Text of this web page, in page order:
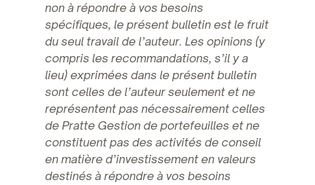
non à répondre à vos besoins
spécifiques, le présent bulletin est le fruit
du seul travail de l’auteur. Les opinions (y
compris les recommandations, s’il y a
lieu) exprimées dans le présent bulletin
sont celles de l’auteur seulement et ne
représentent pas nécessairement celles
de Pratte Gestion de portefeuilles et ne
constituent pas des activités de conseil
en matière d’investissement en valeurs
destinés à répondre à vos besoins